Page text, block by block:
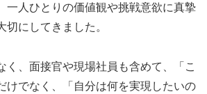
一人ひとりの価値観や挑戦意欲に真摯
切にしてきました。
く、面接官や現場社員も含めて、「こ
けでなく、「自分は何を実現したいの